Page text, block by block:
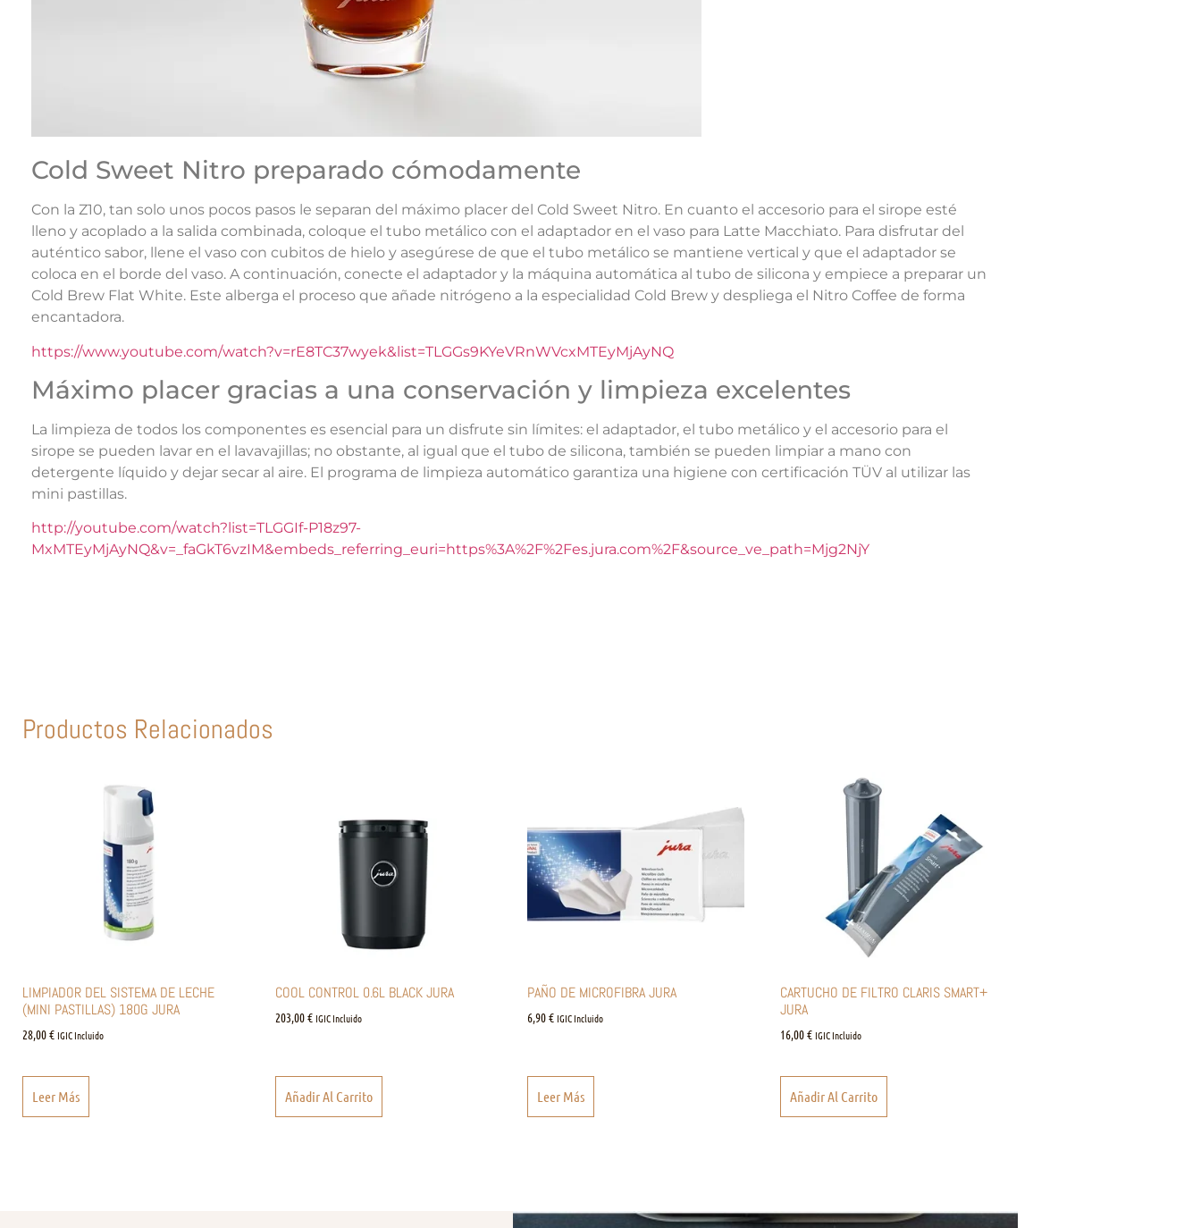
Cold Sweet Nitro preparado cómodamente
Con la Z10, tan solo unos pocos pasos le separan del máximo placer del Cold Sweet Nitro. En cuanto el accesorio para el sirope esté
lleno y acoplado a la salida combinada, coloque el tubo metálico con el adaptador en el vaso para Latte Macchiato. Para disfrutar del
auténtico sabor, llene el vaso con cubitos de hielo y asegúrese de que el tubo metálico se mantiene vertical y que el adaptador se
coloca en el borde del vaso. A continuación, conecte el adaptador y la máquina automática al tubo de silicona y empiece a preparar un
Cold Brew Flat White. Este alberga el proceso que añade nitrógeno a la especialidad Cold Brew y despliega el Nitro Coffee de forma
encantadora.
https://www.youtube.com/watch?v=rE8TC37wyek&list=TLGGs9KYeVRnWVcxMTEyMjAyNQ
Máximo placer gracias a una conservación y limpieza excelentes
La limpieza de todos los componentes es esencial para un disfrute sin límites: el adaptador, el tubo metálico y el accesorio para el
sirope se pueden lavar en el lavavajillas; no obstante, al igual que el tubo de silicona, también se pueden limpiar a mano con
detergente líquido y dejar secar al aire. El programa de limpieza automático garantiza una higiene con certificación TÜV al utilizar las
mini pastillas.
http://youtube.com/watch?list=TLGGIf-P18z97-
MxMTEyMjAyNQ&v=_faGkT6vzIM&embeds_referring_euri=https%3A%2F%2Fes.jura.com%2F&source_ve_path=Mjg2NjY
Productos Relacionados
LIMPIADOR DEL SISTEMA DE LECHE
(MINI PASTILLAS) 180G JURA
28,00€ IGIC Incluido
Leer Más
COOL CONTROL 0.6L BLACK JURA
203,00€ IGIC Incluido
Añadir Al Carrito
PAÑO DE MICROFIBRA JURA
6,90€ IGIC Incluido
Leer Más
CARTUCHO DE FILTRO CLARIS SMART+
JURA
16,00€ IGIC Incluido
Añadir Al Carrito